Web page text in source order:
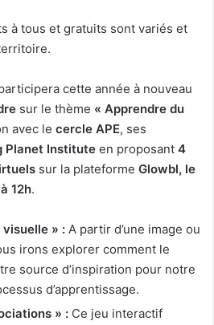
à tous et gratuits sont variés et
cette année à nouveau
sur le thème « Apprendre du
avec le cercle APE, ses
Planet Institute en proposant 4
sur la plateforme Glowbl, le
12h.
» : A partir d’une image ou
irons explorer comment le
source d’inspiration pour notre
d’apprentissage.
» : Ce jeu interactif